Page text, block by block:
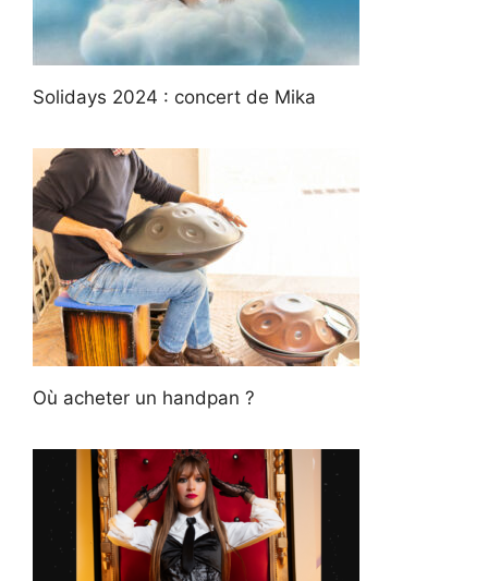
Solidays 2024 : concert de Mika
Où acheter un handpan ?